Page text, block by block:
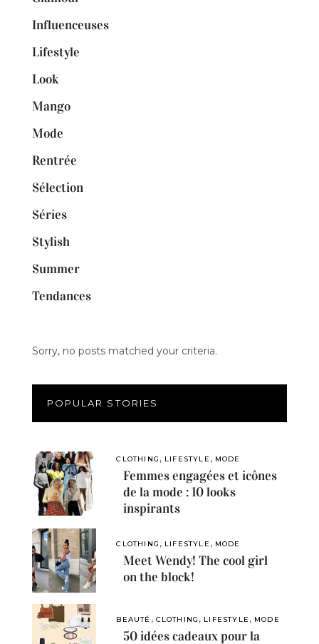
Influenceuses
Lifestyle
Look
Mango
Mode
Rentrée
Sélection
Séries
Stylish
Summer
Tendances
Sorry, no posts matched your criteria.
POPULAR STORIES
CLOTHING , LIFESTYLE , MODE
Femmes engagées et icônes
de la mode : 10 looks
inspirants
CLOTHING , LIFESTYLE , MODE
Meet Wendy! The cool girl
on the block!
BEAUTÉ , CLOTHING , LIFESTYLE , MODE
50 idées cadeaux pour la